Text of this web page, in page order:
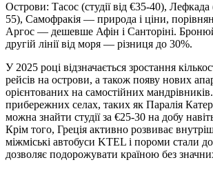
Острови: Тасос (студії від €35-40), Лефкада
55), Самофракія — природа і ціни,
Аргос — дешевше Афін і Санторіні.
другій лінії від моря — різниця до 30%.
У 2025 році відзначається зростання
рейсів на острови, а також появу нових
орієнтованих на самостійних
прибережних селах, таких як Паралія
можна знайти студії за €25-30 на добу
Крім того, Греція активно розвиває
міжміські автобуси KTEL і пороми стали
дозволяє подорожувати країною без